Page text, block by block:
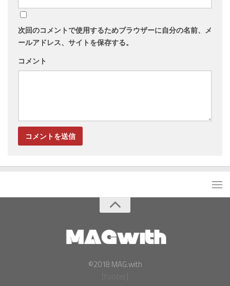
次回のコメントで使用するためブラウザーに自分の名前、メ
ールアドレス、サイトを保存する。
コメント
©2018 MAG.with